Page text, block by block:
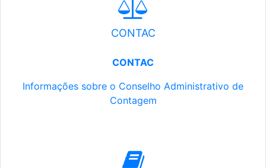
CONTAC
CONTAC
Informações sobre o Conselho Administrativo de
Contagem